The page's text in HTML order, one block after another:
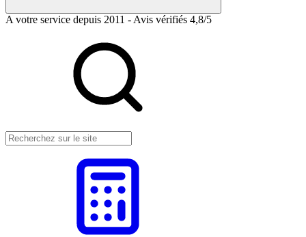
A votre service depuis 2011 - Avis vérifiés 4,8/5